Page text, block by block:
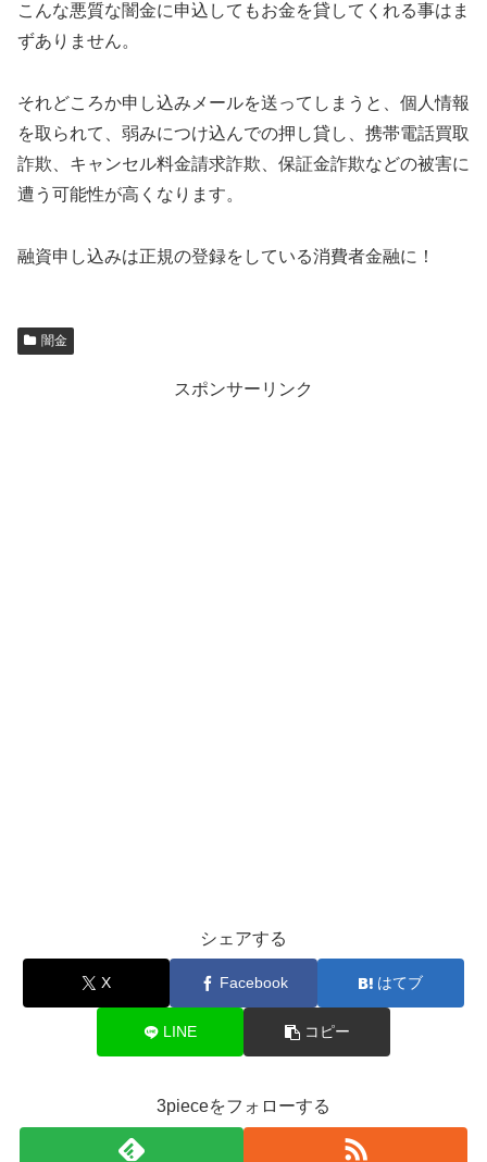
こんな悪質な闇金に申込してもお金を貸してくれる事はま
ずありません。
それどころか申し込みメールを送ってしまうと、個人情報
を取られて、弱みにつけ込んでの押し貸し、携帯電話買取
詐欺、キャンセル料金請求詐欺、保証金詐欺などの被害に
遭う可能性が高くなります。
融資申し込みは正規の登録をしている消費者金融に！
闇金
スポンサーリンク
シェアする
X Facebook はてブ
LINE コピー
3pieceをフォローする